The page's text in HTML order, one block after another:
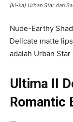
(ki-ka) Urban Star dan
Nude-Earthy
Delicate matte
adalah Urban
Ultima II
Romantic